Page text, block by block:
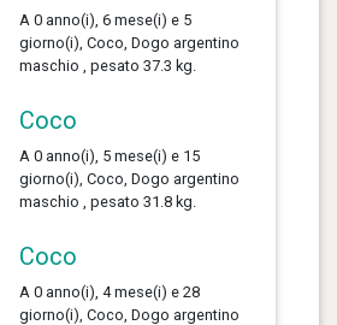
A 0 anno(i), 6 mese(i) e 5
giorno(i), Coco, Dogo argentino
maschio , pesato 37.3 kg.
Coco
A 0 anno(i), 5 mese(i) e 15
giorno(i), Coco, Dogo argentino
maschio , pesato 31.8 kg.
Coco
A 0 anno(i), 4 mese(i) e 28
giorno(i), Coco, Dogo argentino